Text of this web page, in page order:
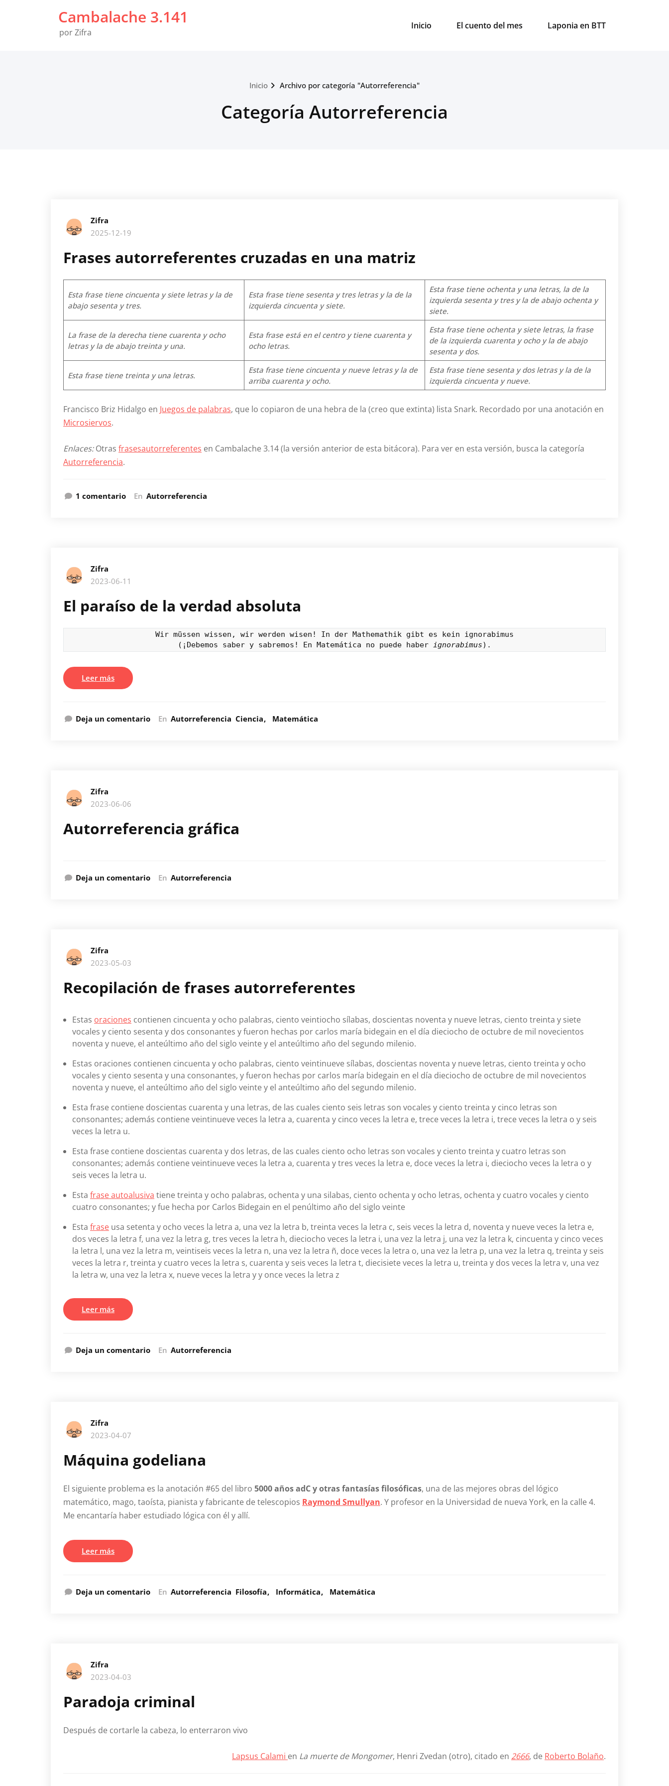
Cambalache 3.141
por Zifra
Inicio El cuento del mes Laponia en BTT
Inicio Archivo por categoría "Autorreferencia"
Categoría Autorreferencia
Zifra
2025-12-19
Frases autorreferentes cruzadas en una matriz
Esta frase tiene cincuenta y siete letras y la de
abajo sesenta y tres.
Esta frase tiene sesenta y tres letras y la de la
izquierda cincuenta y siete.
Esta frase tiene ochenta y una letras, la de la
izquierda sesenta y tres y la de abajo ochenta y
siete.
La frase de la derecha tiene cuarenta y ocho
letras y la de abajo treinta y una.
Esta frase está en el centro y tiene cuarenta y
ocho letras.
Esta frase tiene ochenta y siete letras, la frase
de la izquierda cuarenta y ocho y la de abajo
sesenta y dos.
Esta frase tiene treinta y una letras.
Esta frase tiene cincuenta y nueve letras y la de
arriba cuarenta y ocho.
Esta frase tiene sesenta y dos letras y la de la
izquierda cincuenta y nueve.
Francisco Briz Hidalgo en Juegos de palabras, que lo copiaron de una hebra de la (creo que extinta) lista Snark. Recordado por una anotación en
Microsiervos.
Enlaces:Otras frasesautorreferentes en Cambalache 3.14 (la versión anterior de esta bitácora). Para ver en esta versión, busca la categoría
Autorreferencia.
1 comentarioenEn Autorreferencia
Zifra
2023-06-11
El paraíso de la verdad absoluta
Wir müssen wissen, wir werden wisen! In der Mathemathik gibt es kein ignorabimus
(¡Debemos saber y sabremos! En Matemática no puede haber ignorabimus).
Leer más
Deja un comentario En Autorreferencia Ciencia Matemática
Zifra
2023-06-06
Autorreferencia gráfica
Deja un comentario En Autorreferencia
Zifra
2023-05-03
Recopilación de frases autorreferentes
Estas oraciones contienen cincuenta y ocho palabras, ciento veintiocho sílabas, doscientas noventa y nueve letras, ciento treinta y siete
vocales y ciento sesenta y dos consonantes y fueron hechas por carlos maría bidegain en el día dieciocho de octubre de mil novecientos
noventa y nueve, el anteúltimo año del siglo veinte y el anteúltimo año del segundo milenio.
Estas oraciones contienen cincuenta y ocho palabras, ciento veintinueve sílabas, doscientas noventa y nueve letras, ciento treinta y ocho
vocales y ciento sesenta y una consonantes, y fueron hechas por carlos maría bidegain en el día dieciocho de octubre de mil novecientos
noventa y nueve, el anteúltimo año del siglo veinte y el anteúltimo año del segundo milenio.
Esta frase contiene doscientas cuarenta y una letras, de las cuales ciento seis letras son vocales y ciento treinta y cinco letras son
consonantes; además contiene veintinueve veces la letra a, cuarenta y cinco veces la letra e, trece veces la letra i, trece veces la letra o y seis
veces la letra u.
Esta frase contiene doscientas cuarenta y dos letras, de las cuales ciento ocho letras son vocales y ciento treinta y cuatro letras son
consonantes; además contiene veintinueve veces la letra a, cuarenta y tres veces la letra e, doce veces la letra i, dieciocho veces la letra o y
seis veces la letra u.
Esta frase autoalusiva tiene treinta y ocho palabras, ochenta y una silabas, ciento ochenta y ocho letras, ochenta y cuatro vocales y ciento
cuatro consonantes; y fue hecha por Carlos Bidegain en el penúltimo año del siglo veinte
Esta frase usa setenta y ocho veces la letra a, una vez la letra b, treinta veces la letra c, seis veces la letra d, noventa y nueve veces la letra e,
dos veces la letra f, una vez la letra g, tres veces la letra h, dieciocho veces la letra i, una vez la letra j, una vez la letra k, cincuenta y cinco veces
la letra l, una vez la letra m, veintiseis veces la letra n, una vez la letra ñ, doce veces la letra o, una vez la letra p, una vez la letra q, treinta y seis
veces la letra r, treinta y cuatro veces la letra s, cuarenta y seis veces la letra t, diecisiete veces la letra u, treinta y dos veces la letra v, una vez
la letra w, una vez la letra x, nueve veces la letra y y once veces la letra z
Leer más
Deja un comentario En Autorreferencia
Zifra
2023-04-07
Máquina godeliana
El siguiente problema es la anotación #65 del libro 5000 años adC y otras fantasías filosóficas, una de las mejores obras del lógico
matemático, mago, taoísta, pianista y fabricante de telescopios Raymond Smullyan. Y profesor en la Universidad de nueva York, en la calle 4.
Me encantaría haber estudiado lógica con él y allí.
Leer más
Deja un comentario En Autorreferencia Filosofía Informática Matemática
Zifra
2023-04-03
Paradoja criminal
Después de cortarle la cabeza, lo enterraron vivo
Lapsus Calami en La muerte de Mongomer, Henri Zvedan (otro), citado en 2666, de Roberto Bolaño.